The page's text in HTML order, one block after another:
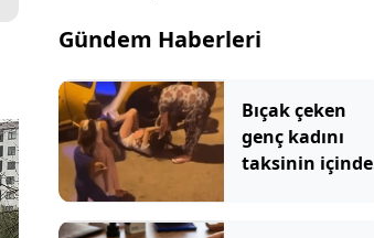
Gündem Haberleri
Bıçak çeken
genç kadını
taksinin içinde